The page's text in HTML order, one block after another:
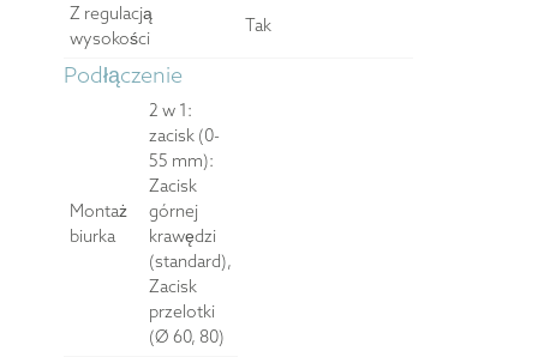
Z regulacją
wysokości
Tak
Podłączenie
Montaż
biurka
2 w 1:
zacisk (0-
55 mm):
Zacisk
górnej
krawędzi
(standard),
Zacisk
przelotki
(Ø 60, 80)